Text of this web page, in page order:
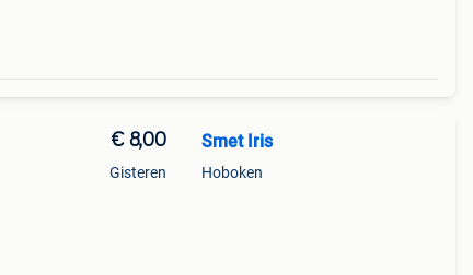
€ 8,00
Gisteren
Smet Iris
Hoboken